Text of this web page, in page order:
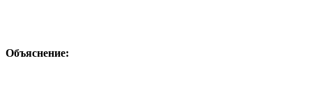
Объяснение: